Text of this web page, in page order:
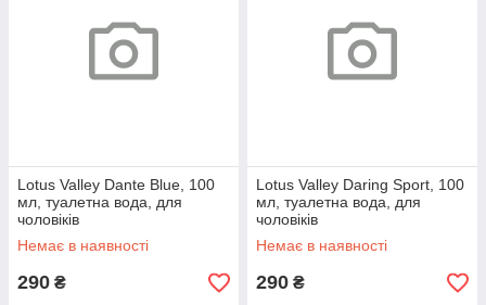
Lotus Valley Dante Blue, 100
мл, туалетна вода, для
чоловіків
Немає в наявності
290 ₴
Lotus Valley Daring Sport, 100
мл, туалетна вода, для
чоловіків
Немає в наявності
290 ₴